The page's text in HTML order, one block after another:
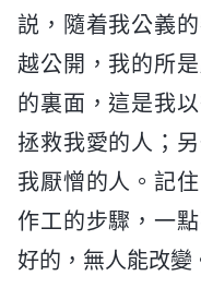
説，隨着我公義
越公開，我的所
的裏面，這是我
拯救我愛的人；
我厭憎的人。記
作工的步驟，一
好的，無人能改變